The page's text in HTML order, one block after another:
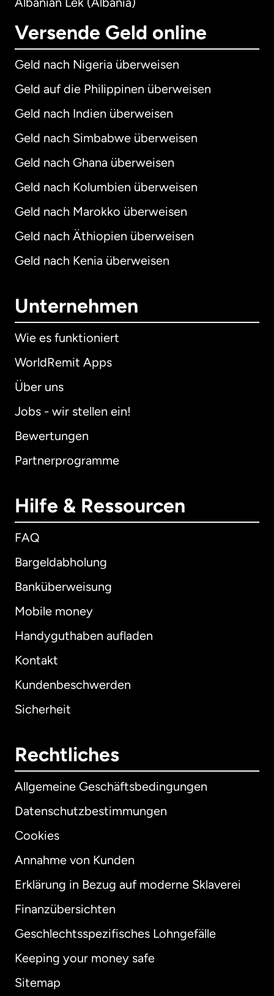
Versende Geld online
Geld nach Nigeria überweisen
Geld auf die Philippinen überweisen
Geld nach Indien überweisen
Geld nach Simbabwe überweisen
Geld nach Ghana überweisen
Geld nach Kolumbien überweisen
Geld nach Marokko überweisen
Geld nach Äthiopien überweisen
Geld nach Kenia überweisen
Unternehmen
Wie es funktioniert
WorldRemit Apps
Über uns
Jobs - wir stellen ein!
Bewertungen
Partnerprogramme
Hilfe & Ressourcen
FAQ
Bargeldabholung
Banküberweisung
Mobile money
Handyguthaben aufladen
Kontakt
Kundenbeschwerden
Sicherheit
Rechtliches
Allgemeine Geschäftsbedingungen
Datenschutzbestimmungen
Cookies
Annahme von Kunden
Erklärung in Bezug auf moderne Sklaverei
Finanzübersichten
Geschlechtsspezifisches Lohngefälle
Keeping your money safe
Sitemap
International English
Australien